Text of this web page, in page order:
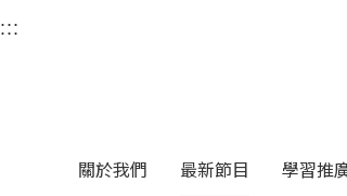
衛武營國家藝術
中央內容區塊，為本頁主要內容區。
:::
關於我們 最新節目 學習推